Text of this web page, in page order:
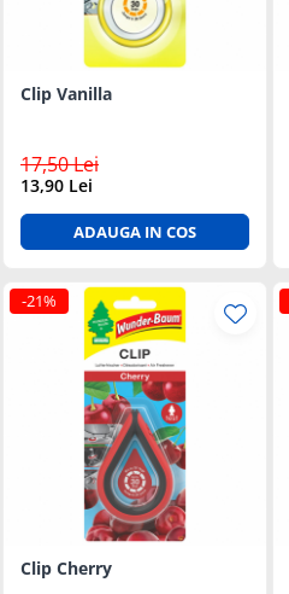
Organizatoare auto
Parasolare si jaluzele
Suporturi bauturi
Tratament Hidrofob
Clip Vanilla
17,50 Lei
13,90 Lei
ADAUGA IN COS
-21%
Clip Cherry